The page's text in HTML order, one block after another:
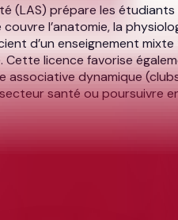
(LAS) prépare les
l’anatomie, la
d’un enseignement
licence favorise
associative dynamique
santé ou poursuivre